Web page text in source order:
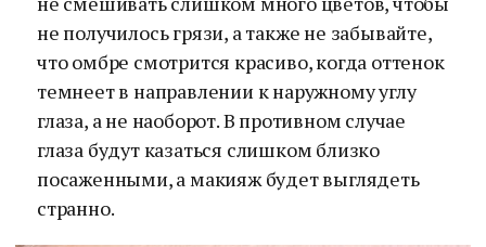
не получилось грязи, а также не забывайте,
что омбре смотрится красиво, когда оттенок
темнеет в направлении к наружному углу
глаза, а не наоборот. В противном случае
глаза будут казаться слишком близко
посаженными, а макияж будет выглядеть
странно.